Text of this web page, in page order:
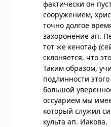
фактически он
сооружением,
точно долгое
захоронение ап.
тот же кенотаф
склоняется, что
Таким образом,
подлинности
большой
оссуарием мы
который служил
культа ап. Иакова.